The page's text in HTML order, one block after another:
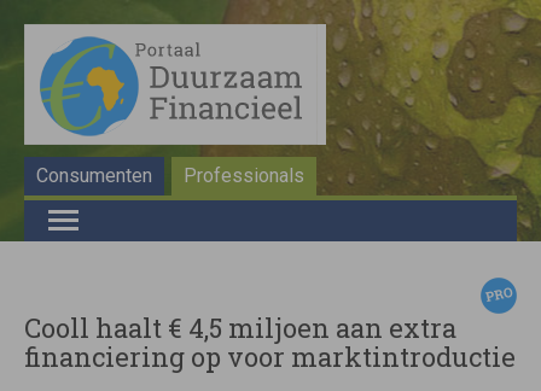
Consumenten Professionals
Cooll haalt € 4,5 miljoen aan extra
financiering op voor marktintroductie